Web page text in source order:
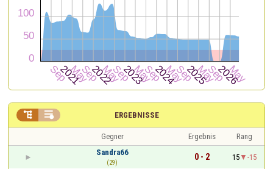
ERGEBNISSE
 
Gegner Ergebnis
Rang
Sandra66
(29)
0 - 2 15
-15